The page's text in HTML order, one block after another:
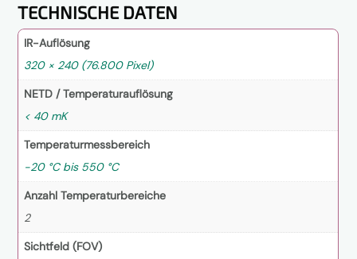
TECHNISCHE DATEN
IR-Auflösung
320 × 240 (76.800 Pixel)
NETD / Temperaturauflösung
< 40 mK
Temperaturmessbereich
-20 °C bis 550 °C
Anzahl Temperaturbereiche
2
Sichtfeld (FOV)